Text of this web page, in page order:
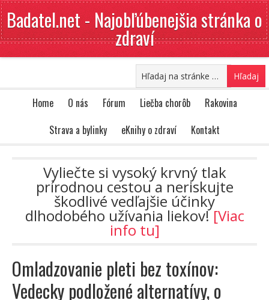
Badatel.net - Najobľúbenejšia stránka o
zdraví
Home O nás Fórum Liečba chorôb
Rakovina
Strava a bylinky
eKnihy o zdraví Kontakt
Vyliečte si vysoký krvný tlak
prírodnou cestou a neriskujte
škodlivé vedľajšie účinky
dlhodobého užívania liekov![Viac
info tu]
Omladzovanie pleti bez toxínov:
Vedecky podložené alternatívy, o